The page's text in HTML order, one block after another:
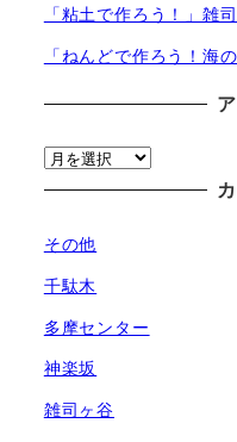
「粘土で作ろう！」雑
「ねんどで作ろう！海
ア
ー
イ
ブ
その他
千駄木
多摩センター
神楽坂
雑司ヶ谷